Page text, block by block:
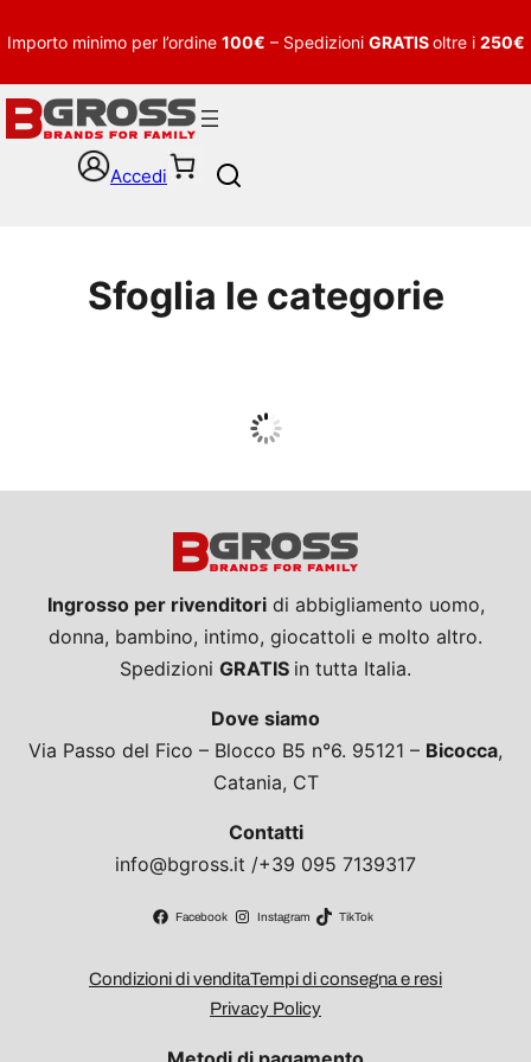
Importo minimo per l’ordine 100€ – Spedizioni GRATISoltre i 250€
Accedi
h
Sfoglia le categorie
Guarda tutto
Ingrosso per rivenditoridi abbigliamento uomo,
donna, bambino, intimo, giocattoli e molto altro.
Spedizioni GRATIS in tutta Italia.
Dove siamo
Via Passo del Fico – Blocco B5 n°6. 95121 – Bicocca,
Catania, CT
Contatti
info@bgross.it /+39 095 7139317
Facebook Instagram TikTok
Condizioni di venditaTempi di consegna e resi
Privacy Policy